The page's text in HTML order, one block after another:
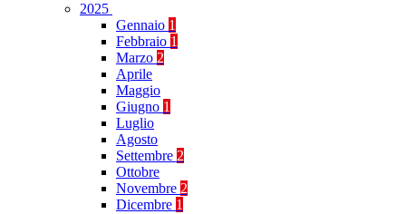
2025
Gennaio 1
Febbraio 1
Marzo 2
Aprile
Maggio
Giugno 1
Luglio
Agosto
Settembre 2
Ottobre
Novembre 2
Dicembre 1